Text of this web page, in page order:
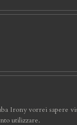
Irony vorrei sapere
utilizzare.